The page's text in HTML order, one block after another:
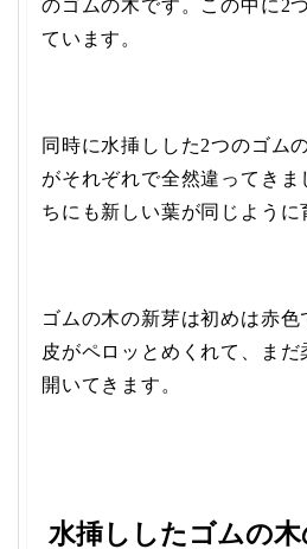
のゴムの木です。この中に2
ています。
同時に水挿しした2つのゴム
がそれぞれで全然違ってきま
ちにも新しい葉が同じように
ゴムの木の新芽は初めは赤
皮がペロッとめくれて、ま
開いてきます。
水挿ししたゴムの